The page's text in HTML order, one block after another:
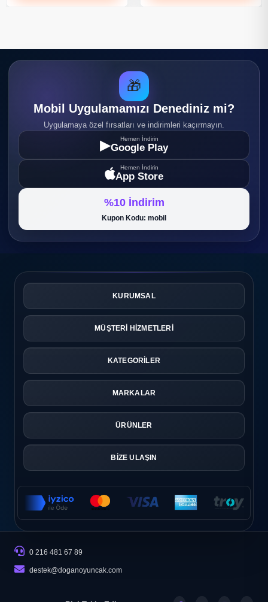
🎁
Mobil Uygulamamızı Denediniz mi?
Uygulamaya özel fırsatları ve indirimleri kaçırmayın.
▶ Hemen İndirin
Google Play
Hemen İndirin
App Store
%10 İndirim
Kupon Kodu: mobil
KURUMSAL
MÜŞTERİ HİZMETLERİ
KATEGORİLER
MARKALAR
ÜRÜNLER
BİZE ULAŞIN
0 216 481 67 89
destek@doganoyuncak.com